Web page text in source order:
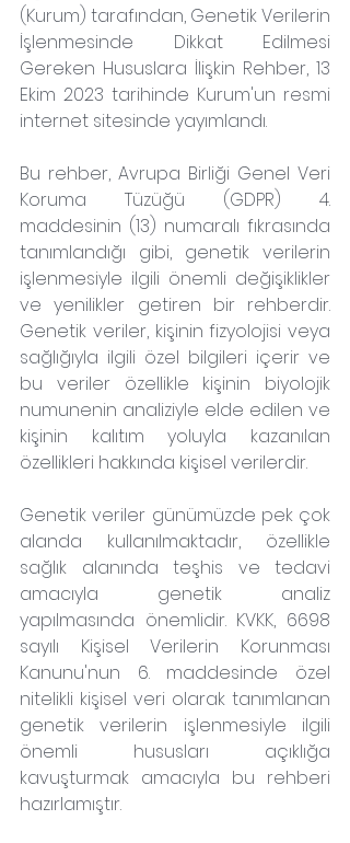
(Kurum) tarafından, Genetik Verilerin
İşlenmesinde Dikkat Edilmesi
Gereken Hususlara İlişkin Rehber, 13
Ekim 2023 tarihinde Kurum'un resmi
internet sitesinde yayımlandı.
Bu rehber, Avrupa Birliği Genel Veri
Koruma Tüzüğü (GDPR) 4.
maddesinin (13) numaralı fıkrasında
tanımlandığı gibi, genetik verilerin
işlenmesiyle ilgili önemli değişiklikler
ve yenilikler getiren bir rehberdir.
Genetik veriler, kişinin fizyolojisi veya
sağlığıyla ilgili özel bilgileri içerir ve
bu veriler özellikle kişinin biyolojik
numunenin analiziyle elde edilen ve
kişinin kalıtım yoluyla kazanılan
özellikleri hakkında kişisel verilerdir.
Genetik veriler günümüzde pek çok
alanda kullanılmaktadır, özellikle
sağlık alanında teşhis ve tedavi
amacıyla genetik analiz
yapılmasında önemlidir. KVKK, 6698
sayılı Kişisel Verilerin Korunması
Kanunu'nun 6. maddesinde özel
nitelikli kişisel veri olarak tanımlanan
genetik verilerin işlenmesiyle ilgili
önemli hususları açıklığa
kavuşturmak amacıyla bu rehberi
hazırlamıştır.